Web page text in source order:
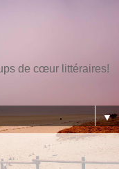
de cœur littéraires!
▼